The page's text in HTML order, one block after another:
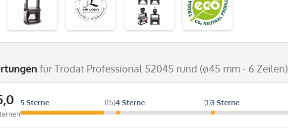
für Trodat Professional 52045 rund (ø45 mm - 6 Zeilen)
5 Sterne (15)4 Sterne (1)3 Sterne